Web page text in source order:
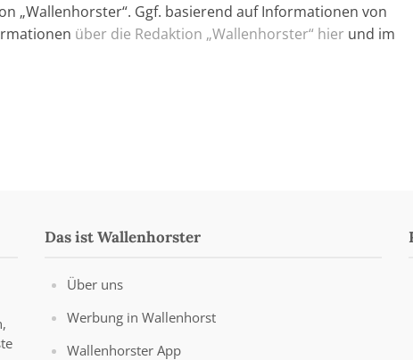
„Wallenhorster“. Ggf. basierend auf Informationen von
über die Redaktion „Wallenhorster“ hier und im
Das ist Wallenhorster
Über uns
Werbung in Wallenhorst
Wallenhorster App